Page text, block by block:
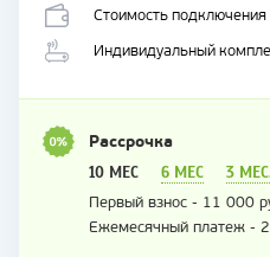
Стоимость
Индивидуальный
Рассрочка
10 МЕС 6 МЕС 3
Первый взнос - 11 000
Ежемесячный платеж -